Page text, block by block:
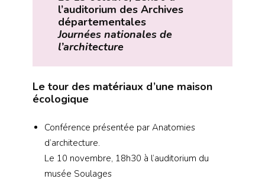
l’auditorium des Archives
départementales
Journées nationales de
l’architecture
Le tour des matériaux d’une maison
écologique
Conférence présentée par Anatomies
d’architecture.
Le 10 novembre, 18h30 à l’auditorium du
musée Soulages